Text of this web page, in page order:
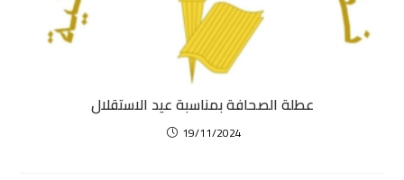
عطلة الصحافة بمناسبة عيد الاستقلال
19/11/2024